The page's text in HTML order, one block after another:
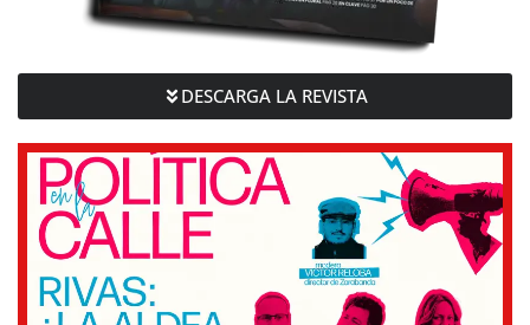
DESCARGA LA REVISTA